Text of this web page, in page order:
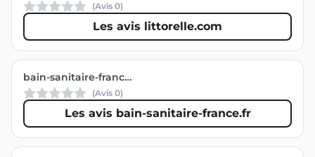
(Avis 0)
Les avis littorelle.com
bain-sanitaire-france.fr
(Avis 0)
Les avis bain-sanitaire-france.fr